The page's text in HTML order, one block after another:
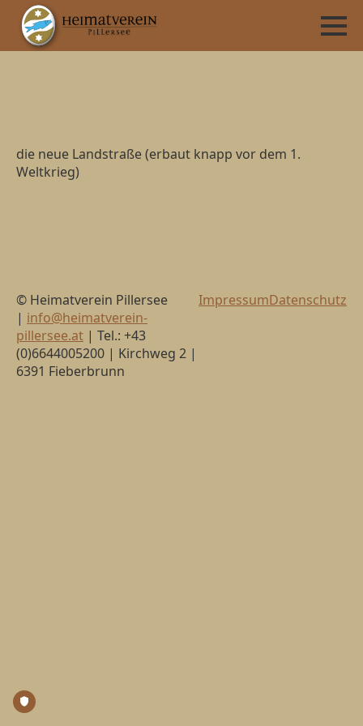
die neue Landstraße (erbaut knapp vor dem 1.
Weltkrieg)
© Heimatverein Pillersee
| info@heimatverein-
pillersee.at | Tel.: +43
(0)6644005200 | Kirchweg 2 |
6391 Fieberbrunn
ImpressumDatenschutz